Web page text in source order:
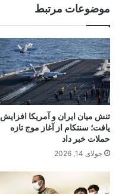
موضوعات مرتبط
تنش میان ایران و آمریکا افزایش
یافت؛ سنتکام از آغاز موج تازه
حملات خبر داد
جولای 14, 2026